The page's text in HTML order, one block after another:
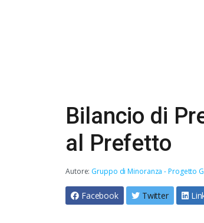
Bilancio di
al Prefetto
Autore: Gruppo di Minoranza - Progetto
Facebook Twitter